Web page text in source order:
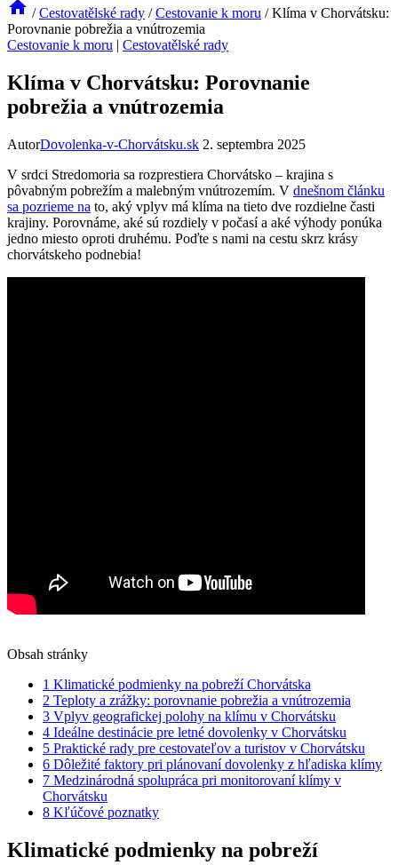
/ Cestovatělské rady / Cestovanie k moru / Klíma v Chorvátsku:
Porovnanie pobrežia a vnútrozemia
Cestovanie k moru | Cestovatělské rady
Klíma v Chorvátsku: Porovnanie
pobrežia a vnútrozemia
AutorDovolenka-v-Chorvátsku.sk 2. septembra 2025
V srdci Stredomoria sa rozprestiera Chorvátsko – krajina s
pôvabným pobrežím a malebným vnútrozemím. V dnešnom článku
sa pozrieme na to, aký vplyv má klíma na tieto dve rozdielne časti
krajiny. Porovnáme, aké sú rozdiely v počasí a aké výhody ponúka
jedno miesto oproti druhému. Poďte s nami na cestu skrz krásy
chorvátskeho podnebia!
Obsah stránky
1 Klimatické podmienky na pobreží Chorvátska
2 Teploty a zrážky: porovnanie pobrežia a vnútrozemia
3 Vplyv geografickej polohy na klímu v Chorvátsku
4 Ideálne destinácie pre letné dovolenky v Chorvátsku
5 Praktické rady pre cestovateľov a turistov v Chorvátsku
6 Dôležité faktory pri plánovaní dovolenky z hľadiska klímy
7 Medzinárodná spolupráca pri monitorovaní klímy v
Chorvátsku
8 Kľúčové poznatky
Klimatické podmienky na pobreží